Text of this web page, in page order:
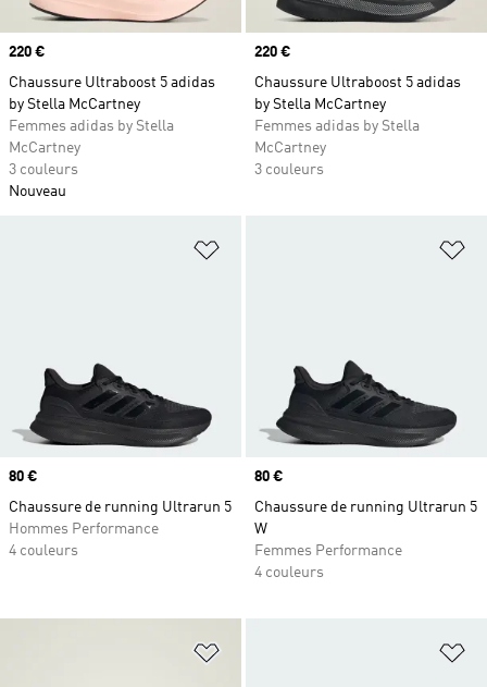
Prix
220 €
Chaussure Ultraboost 5 adidas
by Stella McCartney
Femmes adidas by Stella
McCartney
3 couleurs
Nouveau
Prix
220 €
Chaussure Ultraboost 5 adidas
by Stella McCartney
Femmes adidas by Stella
McCartney
3 couleurs
Ajouter à la Liste de produits
Prix
80 €
Chaussure de running Ultrarun 5
Hommes Performance
4 couleurs
Prix
80 €
Chaussure de running Ultrarun 5
W
Femmes Performance
4 couleurs
Ajouter à la Liste de produits